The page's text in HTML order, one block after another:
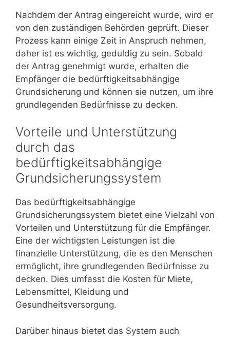
Nachdem der Antrag eingereicht wurde, wird er
von den zuständigen Behörden geprüft. Dieser
Prozess kann einige Zeit in Anspruch nehmen,
daher ist es wichtig, geduldig zu sein. Sobald
der Antrag genehmigt wurde, erhalten die
Empfänger die bedürftigkeitsabhängige
Grundsicherung und können sie nutzen, um ihre
grundlegenden Bedürfnisse zu decken.
Vorteile und Unterstützung
durch das
bedürftigkeitsabhängige
Grundsicherungssystem
Das bedürftigkeitsabhängige
Grundsicherungssystem bietet eine Vielzahl von
Vorteilen und Unterstützung für die Empfänger.
Eine der wichtigsten Leistungen ist die
finanzielle Unterstützung, die es den Menschen
ermöglicht, ihre grundlegenden Bedürfnisse zu
decken. Dies umfasst die Kosten für Miete,
Lebensmittel, Kleidung und
Gesundheitsversorgung.
Darüber hinaus bietet das System auch